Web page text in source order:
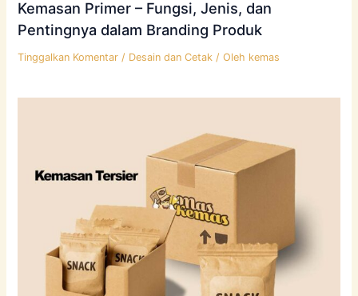
Kemasan Primer – Fungsi, Jenis, dan
Pentingnya dalam Branding Produk
Tinggalkan Komentar / Desain dan Cetak / Oleh kemas